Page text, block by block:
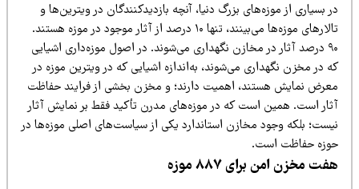
بسیاری از موزه‌های بزرگ دنیا، آنچه بازدیدکنندگان در ویترین‌ها و
تالارهای موزه‌ها می‌بینند، تنها ۱۰ درصد از آثار موجود در موزه هستند.
۹۰ درصد آثار در مخازن نگهداری می‌شوند. در اصول موزه‌داری اشیایی
در مخزن نگهداری می‌شوند، به‌اندازه اشیایی که در ویترین موزه در
نمایش هستند، اهمیت دارند؛ و مخزن بخشی از فرایند حفاظت
است. همین است که در موزه‌های مدرن تأکید فقط بر نمایش آثار
بلکه وجود مخازن استاندارد یکی از سیاست‌های اصلی موزه‌ها در
حفاظت است.
مخزن امن برای ۸۸۷ موزه